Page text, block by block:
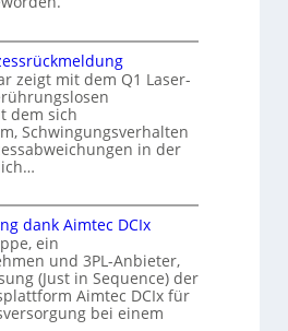
zeigt mit dem Q1 Laser-
dem sich
Schwingungsverhalten
in der
dank Aimtec DCIx
ein
und 3PL-Anbieter,
(Just in Sequence) der
Aimtec DCIx für
bei einem